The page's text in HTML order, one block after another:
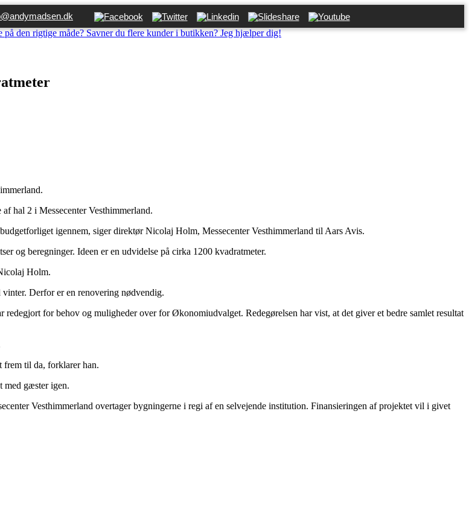
på den rigtige måde? Savner du flere kunder i butikken? Jeg hjælper dig!
hal 2 i Messecenter Vesthimmerland.
igennem, siger direktør Nicolaj Holm, Messecenter Vesthimmerland til Aars Avis.
og beregninger. Ideen er en udvidelse på cirka 1200 kvadratmeter.
Holm.
Derfor er en renovering nødvendig.
for behov og muligheder over for Økonomiudvalget. Redegørelsen har vist, at det giver et bedre samlet resultat
frem til da, forklarer han.
med gæster igen.
Vesthimmerland overtager bygningerne i regi af en selvejende institution. Finansieringen af projektet vil i givet